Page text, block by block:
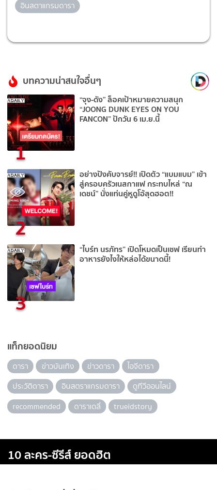
อินสตาแกรมดารา
บทความน่าสนใจอื่นๆ
1
“จุง-ดัง” ล็อคเป้าหมายความสนุก
“JOONG DUNK EYES ON YOU
FANCON” ปักวัน 6 เม.ย.นี้
2
อย่างปังคับจารย์!! เปิดตัว “แบมแบม” เข้า
สู่ครอบครัวเนสกาแฟ กระทบไหล่ “ณ
เดชน์” นั่งแท่นคู่หูดูโอ้สุดฮอต!!
3
“ไบร์ท นรภัทร” เปิดโหมดเป็นเชฟ เรียนทำ
อาหารยังไงให้หล่อได้ขนาดนี้!
แท็กยอดนิยม
ดารา ข่าวบันเทิง ข่าวดารา
ไอจีดารา
ประวัติดารา
อินสตราแกรมดารา
ดูทีวีออนไลน์
recommended
ดาราเดลี่ trueidstory
10 ละคร-ซีรีส์ ยอดฮิต